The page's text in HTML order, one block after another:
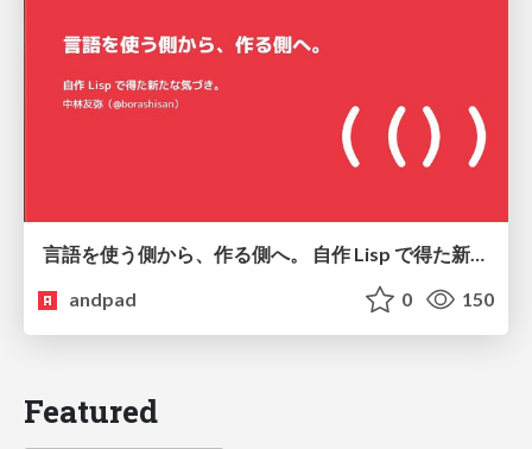
言語を使う側から、作る側へ。 自作 Lisp で得た新たな気づき。
andpad
0 150
Featured